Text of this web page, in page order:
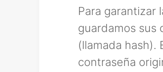
Para garantizar
guardamos sus
(llamada hash).
contraseña